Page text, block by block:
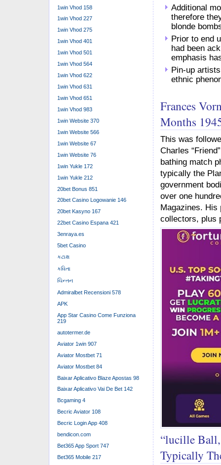
Additional
therefore
blonde
Prior to end
had been
emphasis
Pin-up
ethnic
Frances
Months
This was
Charles
bathing match
typically the
government
over one
Magazines. His
collectors, plus
“lucille
Typically
1win Vhod 158
1win Vhod 227
1win Vhod 275
1win Vhod 401
1win Vhod 501
1win Vhod 564
1win Vhod 622
1win Vhod 631
1win Vhod 651
1win Vhod 983
1win Website 370
1win Website 566
1win Website 67
1win Website 76
1win Yukle 172
1win Yukle 212
20bet Bonus 851
20bet Casino Logowanie 146
20bet Kasyno 167
22bet Casino Espana 421
3enraya.es
5bet Casino
કટાક્ષ
કવિતા
ચિન્તન
Admiralbet Recensioni 578
APK
App Star Casino Come Funziona
219
autotermer.de
Aviator 1win 907
Aviator Mostbet 71
Aviator Mostbet 84
Baixar Aplicativo Blaze Apostas 98
Baixar Aplicativo Vai De Bet 142
Bcgaming 4
Becric Aviator 108
Becric Login App 408
bendicon.com
Bet365 App Sport 747
Bet365 Mobile 217